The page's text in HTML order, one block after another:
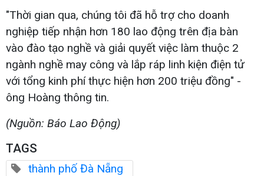
"Thời gian qua, chúng tôi đã hỗ trợ cho doanh
nghiệp tiếp nhận hơn 180 lao động trên địa bàn
vào đào tạo nghề và giải quyết việc làm thuộc 2
ngành nghề may công và lắp ráp linh kiện điện tử
với tổng kinh phí thực hiện hơn 200 triệu đồng" -
ông Hoàng thông tin.
(Nguồn: Báo Lao Động)
TAGS
thành phố Đà Nẵng